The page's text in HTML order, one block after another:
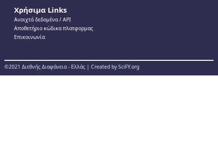
Χρήσιμα Links
Ανοιχτά δεδομένα / ΑPI
Αποθετήριο κώδικα πλατφορμας
Επικοινωνία
©2021 Διεθνής Διαφάνεια - Ελλάς | Created by SciFY.org